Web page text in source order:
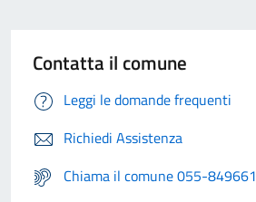
Contatta il comune
Leggi le domande frequenti
Richiedi Assistenza
Chiama il comune 055-849661